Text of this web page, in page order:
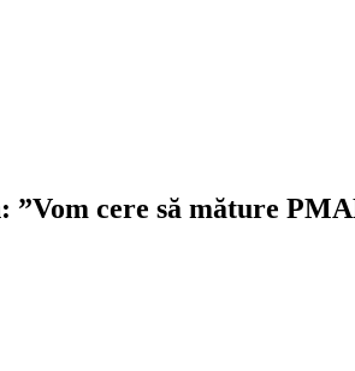
cere să măture